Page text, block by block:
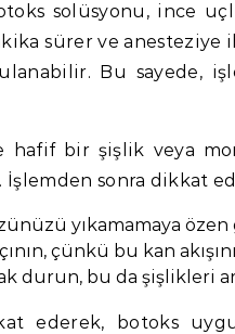
solüsyonu, ince
sürer ve anesteziye
Bu sayede,
hafif bir şişlik veya
sonra dikkat
yıkamamaya özen
çünkü bu kan
durun, bu da şişlikleri
ederek, botoks